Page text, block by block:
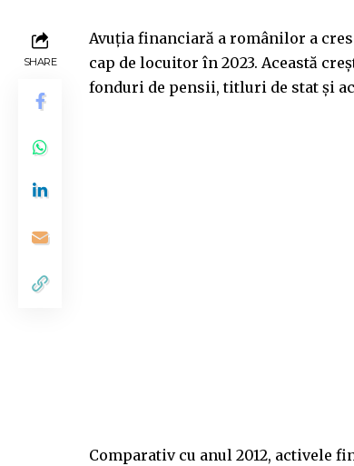
SHARE
Avuția financiară a românilor a
cap de locuitor în 2023. Această
fonduri de pensii, titluri de stat și
Comparativ cu anul 2012, activele